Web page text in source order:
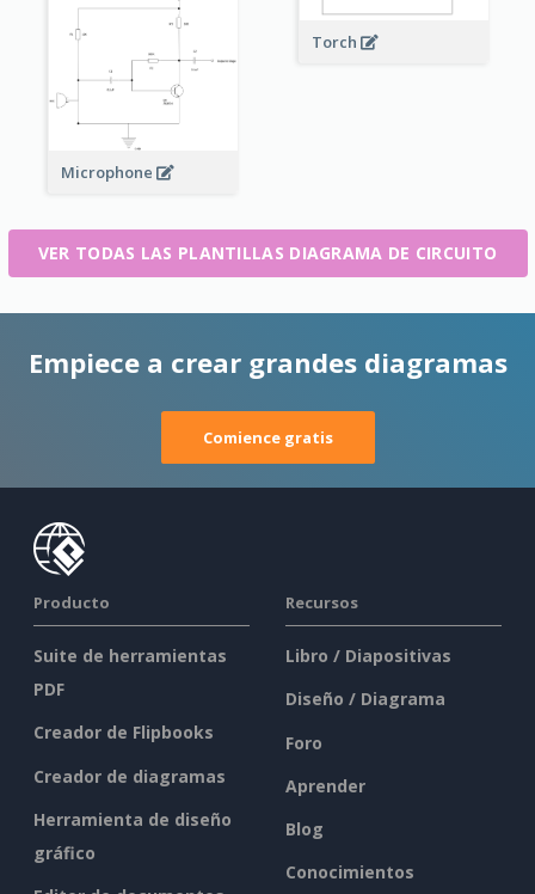
Torch
Microphone
VER TODAS LAS PLANTILLAS DIAGRAMA DE CIRCUITO
Empiece a crear grandes diagramas
Comience gratis
Producto
Suite de herramientas
PDF
Creador de Flipbooks
Creador de diagramas
Herramienta de diseño
gráfico
Recursos
Libro / Diapositivas
Diseño / Diagrama
Foro
Aprender
Blog
Conocimientos